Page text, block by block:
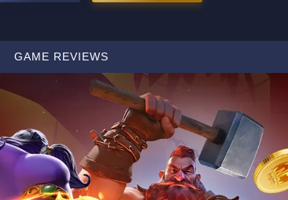
GAME REVIEWS